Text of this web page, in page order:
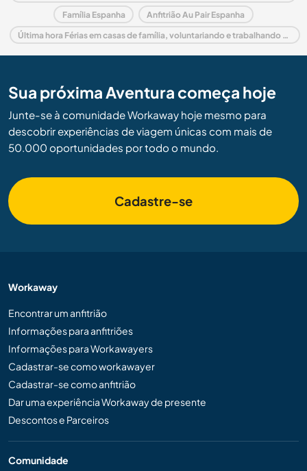
Família Espanha Anfitrião Au Pair Espanha
Última hora Férias em casas de família, voluntariando e trabalhando em Espanha
Sua próxima Aventura começa hoje
Junte-se à comunidade Workaway hoje mesmo para
descobrir experiências de viagem únicas com mais de
50.000 oportunidades por todo o mundo.
Cadastre-se
Workaway
Encontrar um anfitrião
Informações para anfitriões
Informações para Workawayers
Cadastrar-se como workawayer
Cadastrar-se como anfitrião
Dar uma experiência Workaway de presente
Descontos e Parceiros
Comunidade